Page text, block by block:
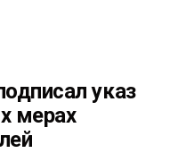
указ
мерах